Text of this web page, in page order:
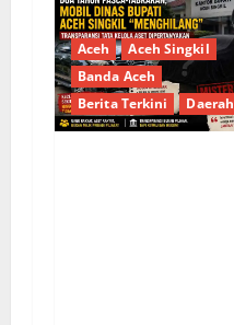
Aceh
Aceh Singkil
Banda Aceh
Berita Terkini
Daerah